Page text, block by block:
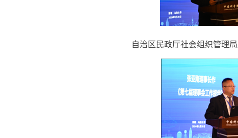
自治区民政厅社会组织管理